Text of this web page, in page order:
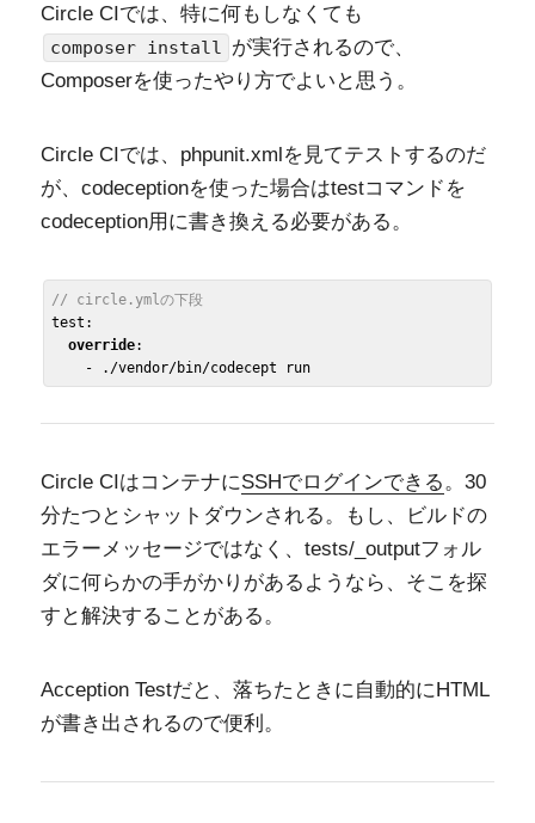
Circle CIでは、特に何もしなくても
composer install が実行されるので、
Composerを使ったやり方でよいと思う。
Circle CIでは、phpunit.xmlを見てテストするのだ
が、codeceptionを使った場合はtestコマンドを
codeception用に書き換える必要がある。
// circle.ymlの下段
test:
override:
    - ./vendor/bin/codecept run
Circle CIはコンテナにSSHでログインできる。30
分たつとシャットダウンされる。もし、ビルドの
エラーメッセージではなく、tests/_outputフォル
ダに何らかの手がかりがあるようなら、そこを探
すと解決することがある。
Acception Testだと、落ちたときに自動的にHTML
が書き出されるので便利。